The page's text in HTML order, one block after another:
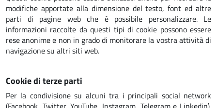
modifiche apportate alla dimensione del testo, font ed altre
parti di pagine web che è possibile personalizzare. Le
informazioni raccolte da questi tipi di cookie possono essere
rese anonime e non in grado di monitorare la vostra attività di
navigazione su altri siti web.
Cookie di terze parti
Per la condivisione su alcuni tra i principali social network